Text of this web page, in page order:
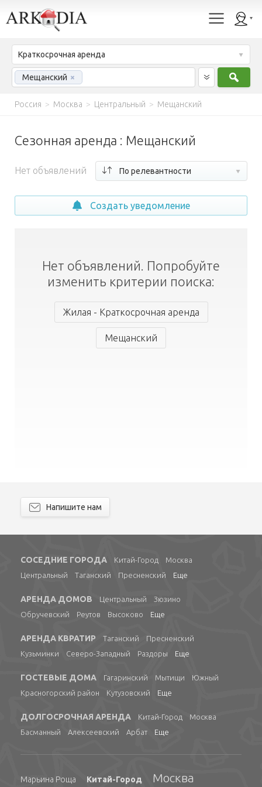
Краткосрочная аренда
Мещанский ×
Россия > Москва > Центральный > Мещанский
Сезонная аренда : Мещанский
Нет объявлений По релевантности
Создать уведомление
Нет объявлений. Попробуйте
изменить критерии поиска:
Жилая - Краткосрочная аренда
Мещанский
Напишите нам
СОСЕДНИЕ ГОРОДА Китай-Город
Москва
Центральный
Таганский Пресненский Еще
АРЕНДА ДОМОВ Центральный
Зюзино
Обручевский
Реутов Высоково Еще
АРЕНДА КВРАТИР Таганский
Пресненский
Кузьминки
Северо-Западный Раздоры Еще
ГОСТЕВЫЕ ДОМА Гагаринский Мытищи
Южный
Красногорский район
Кутузовский Еще
ДОЛГОСРОЧНАЯ АРЕНДА Китай-Город
Москва
Басманный
Алексеевский Арбат Еще
Марьина Роща Китай-Город Москва